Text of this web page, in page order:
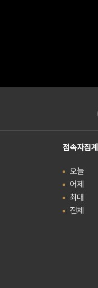
접속자집계
오늘
어제
최대
전체